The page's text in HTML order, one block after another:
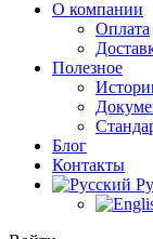
О компании
Оплата
Полезное
Блог
Контакты